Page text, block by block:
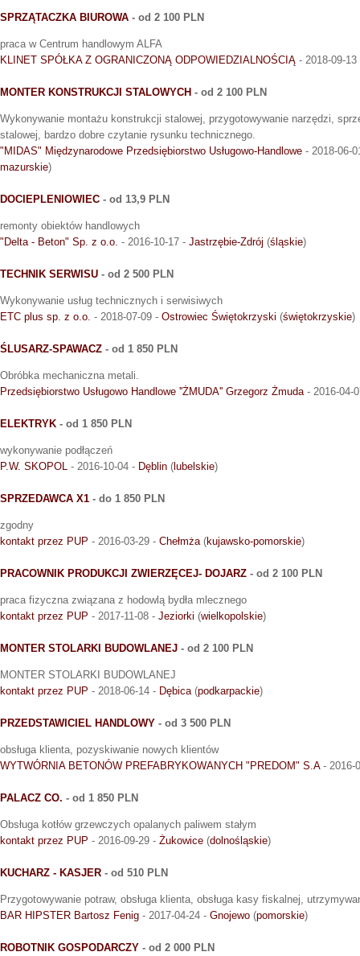
SPRZĄTACZKA BIUROWA - od 2 100 PLN
praca w Centrum handlowym ALFA
KLINET SPÓŁKA Z OGRANICZONĄ ODPOWIEDZIALNOŚCIĄ - 2018-09-
MONTER KONSTRUKCJI STALOWYCH - od 2 100 PLN
Wykonywanie montażu konstrukcji stalowej, przygotowywanie narzędzi,
stalowej, bardzo dobre czytanie rysunku technicznego.
"MIDAS" Międzynarodowe Przedsiębiorstwo Usługowo-Handlowe - 2018-06-
mazurskie)
DOCIEPLENIOWIEC - od 13,9 PLN
remonty obiektów handlowych
"Delta - Beton" Sp. z o.o. - 2016-10-17 - Jastrzębie-Zdrój (śląskie)
TECHNIK SERWISU - od 2 500 PLN
Wykonywanie usług technicznych i serwisiwych
ETC plus sp. z o.o. - 2018-07-09 - Ostrowiec Świętokrzyski (świętokrzyskie)
ŚLUSARZ-SPAWACZ - od 1 850 PLN
Obróbka mechaniczna metali.
Przedsiębiorstwo Usługowo Handlowe ''ŻMUDA'' Grzegorz Żmuda - 2016-04-
ELEKTRYK - od 1 850 PLN
wykonywanie podłączeń
P.W. SKOPOL - 2016-10-04 - Dęblin (lubelskie)
SPRZEDAWCA X1 - do 1 850 PLN
zgodny
kontakt przez PUP - 2016-03-29 - Chełmża (kujawsko-pomorskie)
PRACOWNIK PRODUKCJI ZWIERZĘCEJ- DOJARZ - od 2 100 PLN
praca fizyczna związana z hodowlą bydła mlecznego
kontakt przez PUP - 2017-11-08 - Jeziorki (wielkopolskie)
MONTER STOLARKI BUDOWLANEJ - od 2 100 PLN
MONTER STOLARKI BUDOWLANEJ
kontakt przez PUP - 2018-06-14 - Dębica (podkarpackie)
PRZEDSTAWICIEL HANDLOWY - od 3 500 PLN
obsługa klienta, pozyskiwanie nowych klientów
WYTWÓRNIA BETONÓW PREFABRYKOWANYCH "PREDOM" S.A- 2016-
PALACZ CO. - od 1 850 PLN
Obsługa kotłów grzewczych opalanych paliwem stałym
kontakt przez PUP - 2016-09-29 - Żukowice (dolnośląskie)
KUCHARZ - KASJER - od 510 PLN
Przygotowywanie potraw, obsługa klienta, obsługa kasy fiskalnej,
BAR HIPSTER Bartosz Fenig - 2017-04-24 - Gnojewo (pomorskie)
ROBOTNIK GOSPODARCZY - od 2 000 PLN